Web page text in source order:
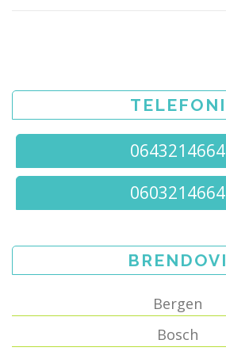
TELEFONI
0643214664
0603214664
BRENDOVI
Bergen
Bosch